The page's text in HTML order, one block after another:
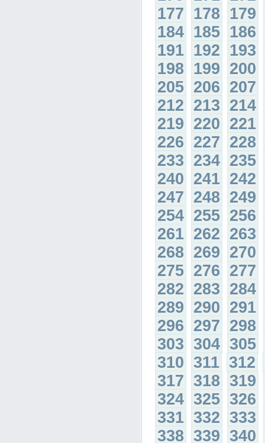
177 178 179
184 185 186
191 192 193
198 199 200
205 206 207
212 213 214
219 220 221
226 227 228
233 234 235
240 241 242
247 248 249
254 255 256
261 262 263
268 269 270
275 276 277
282 283 284
289 290 291
296 297 298
303 304 305
310 311 312
317 318 319
324 325 326
331 332 333
338 339 340